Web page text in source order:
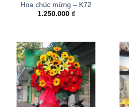
Hoa chúc mừng – K72
1.250.000 ₫